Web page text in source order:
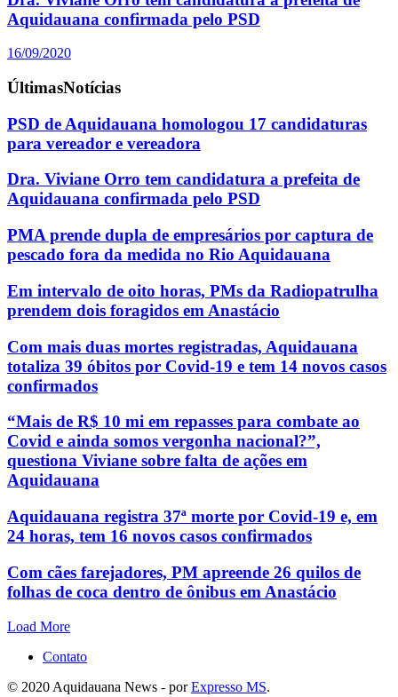
Aquidauana confirmada pelo PSD
16/09/2020
ÚltimasNotícias
PSD de Aquidauana homologou 17 candidaturas
para vereador e vereadora
Dra. Viviane Orro tem candidatura a prefeita de
Aquidauana confirmada pelo PSD
PMA prende dupla de empresários por captura de
pescado fora da medida no Rio Aquidauana
Em intervalo de oito horas, PMs da Radiopatrulha
prendem dois foragidos em Anastácio
Com mais duas mortes registradas, Aquidauana
totaliza 39 óbitos por Covid-19 e tem 14 novos casos
confirmados
“Mais de R$ 10 mi em repasses para combate ao
Covid e ainda somos vergonha nacional?”,
questiona Viviane sobre falta de ações em
Aquidauana
Aquidauana registra 37ª morte por Covid-19 e, em
24 horas, tem 16 novos casos confirmados
Com cães farejadores, PM apreende 26 quilos de
folhas de coca dentro de ônibus em Anastácio
Load More
Contato
© 2020 Aquidauana News - porExpresso MS.